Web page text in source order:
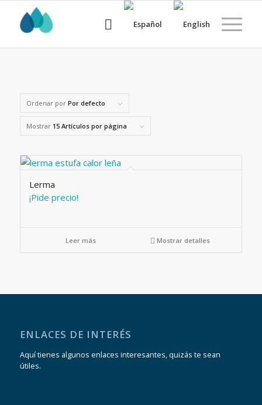
Ordenar por Por defecto
Mostrar 15 Artículos por página
Lerma
¡Pide precio!
Leer más Mostrar detalles
ENLACES DE INTERÉS
Aquí tienes algunos enlaces interesantes, quizás te sean
útiles.